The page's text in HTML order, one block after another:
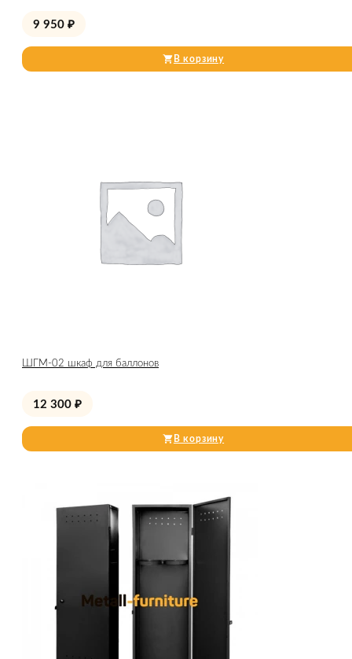
9 950 ₽
В корзину
ШГМ-02 шкаф для баллонов
12 300 ₽
В корзину